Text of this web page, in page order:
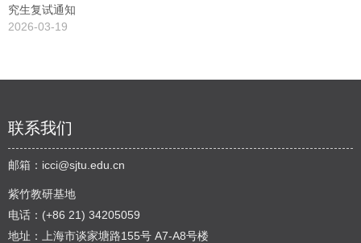
究生复试通知
2026-03-19
联系我们
邮箱： icci@sjtu.edu.cn
紫竹教研基地
电话：(+86 21) 34205059
地址：上海市谈家塘路155号 A7-A8号楼